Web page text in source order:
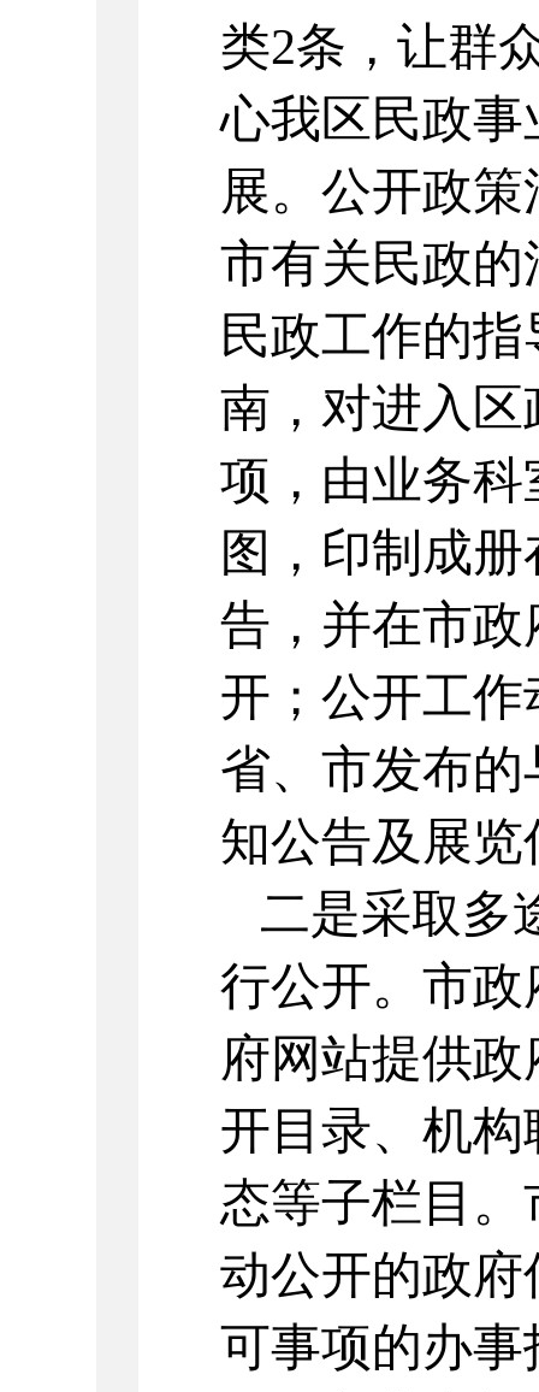
类2条，让群
心我区民政
展。公开政
市有关民政
民政工作的
南，对进入
项，由业务
图，印制成
告，并在市
开；公开工
省、市发布
知公告及展览
二是采取多
行公开。市
府网站提供
开目录、机
态等子栏目
动公开的政
可事项的办